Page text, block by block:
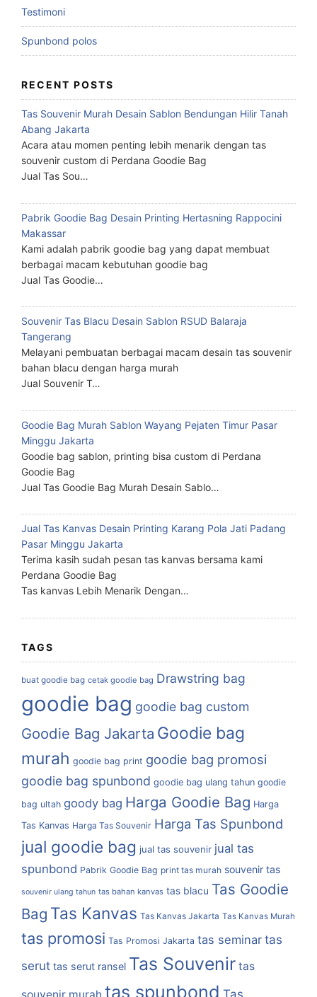
Testimoni
Spunbond polos
RECENT POSTS
Tas Souvenir Murah Desain Sablon Bendungan Hilir Tanah
Abang Jakarta
Acara atau momen penting lebih menarik dengan tas
souvenir custom di Perdana Goodie Bag
Jual Tas Sou…
Pabrik Goodie Bag Desain Printing Hertasning Rappocini
Makassar
Kami adalah pabrik goodie bag yang dapat membuat
berbagai macam kebutuhan goodie bag
Jual Tas Goodie…
Souvenir Tas Blacu Desain Sablon RSUD Balaraja
Tangerang
Melayani pembuatan berbagai macam desain tas souvenir
bahan blacu dengan harga murah
Jual Souvenir T…
Goodie Bag Murah Sablon Wayang Pejaten Timur Pasar
Minggu Jakarta
Goodie bag sablon, printing bisa custom di Perdana
Goodie Bag
Jual Tas Goodie Bag Murah Desain Sablo…
Jual Tas Kanvas Desain Printing Karang Pola Jati Padang
Pasar Minggu Jakarta
Terima kasih sudah pesan tas kanvas bersama kami
Perdana Goodie Bag
Tas kanvas Lebih Menarik Dengan…
TAGS
buat goodie bag cetak goodie bag Drawstring bag
goodie bag goodie bag custom
Goodie Bag Jakarta Goodie bag
murah goodie bag print goodie bag promosi
goodie bag spunbond goodie bag ulang tahun goodie
bag ultah goody bag Harga Goodie Bag Harga
Tas Kanvas Harga Tas Souvenir Harga Tas Spunbond
jual goodie bag jual tas souvenir jual tas
spunbond Pabrik Goodie Bag print tas murah souvenir tas
souvenir ulang tahun tas bahan kanvas tas blacu Tas Goodie
Bag Tas Kanvas Tas Kanvas Jakarta Tas Kanvas Murah
tas promosi Tas Promosi Jakarta tas seminar tas
serut tas serut ransel Tas Souvenir tas
souvenir murah tas spunbond Tas